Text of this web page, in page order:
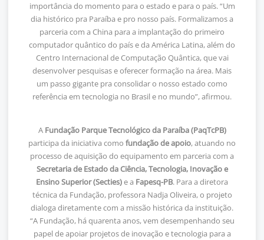
importância do momento para o estado e para o país. “Um
dia histórico pra Paraíba e pro nosso país. Formalizamos a
parceria com a China para a implantação do primeiro
computador quântico do país e da América Latina, além do
Centro Internacional de Computação Quântica, que vai
desenvolver pesquisas e oferecer formação na área. Mais
um passo gigante pra consolidar o nosso estado como
referência em tecnologia no Brasil e no mundo”, afirmou.
A Fundação Parque Tecnológico da Paraíba (PaqTcPB)
participa da iniciativa como fundação de apoio, atuando no
processo de aquisição do equipamento em parceria com a
Secretaria de Estado da Ciência, Tecnologia, Inovação e
Ensino Superior (Secties)e a Fapesq-PB. Para a diretora
técnica da Fundação, professora Nadja Oliveira, o projeto
dialoga diretamente com a missão histórica da instituição.
“A Fundação, há quarenta anos, vem desempenhando seu
papel de apoiar projetos de inovação e tecnologia para a